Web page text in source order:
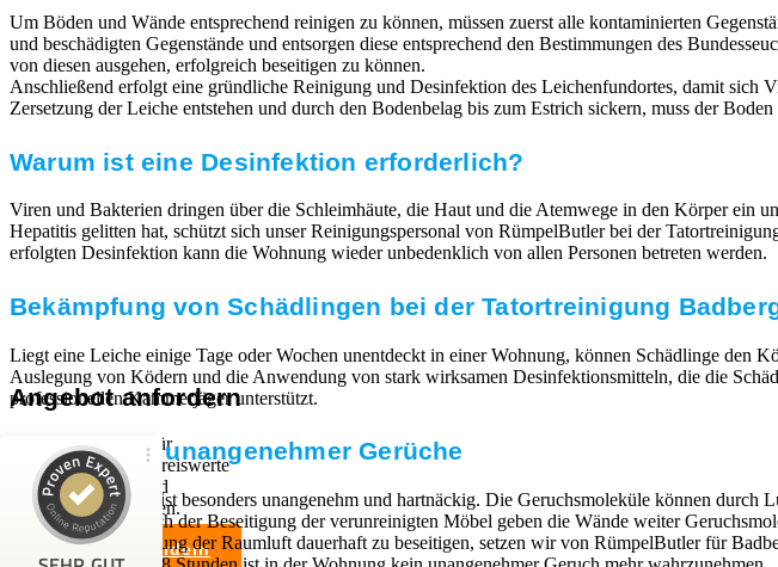
Um Böden und Wände entsprechend reinigen zu können, müssen zuerst alle kontaminierten
und beschädigten Gegenstände und entsorgen diese entsprechend den Bestimmungen des
von diesen ausgehen, erfolgreich beseitigen zu können.
Anschließend erfolgt eine gründliche Reinigung und Desinfektion des Leichenfundortes, damit
Zersetzung der Leiche entstehen und durch den Bodenbelag bis zum Estrich sickern, muss der
Warum ist eine Desinfektion erforderlich?
Viren und Bakterien dringen über die Schleimhäute, die Haut und die Atemwege in den Körper ein
Hepatitis gelitten hat, schützt sich unser Reinigungspersonal von RümpelButler bei der
erfolgten Desinfektion kann die Wohnung wieder unbedenklich von allen Personen betreten werden.
Bekämpfung von Schädlingen bei der Tatortreinigung
Liegt eine Leiche einige Tage oder Wochen unentdeckt in einer Wohnung, können Schädlinge den
Auslegung von Ködern und die Anwendung von stark wirksamen Desinfektionsmitteln, die die
professionellen Kammerjäger unterstützt.
Beseitigung unangenehmer Gerüche
Der Leichengeruch ist besonders unangenehm und hartnäckig. Die Geruchsmoleküle können
festsetzen. Auch nach der Beseitigung der verunreinigten Möbel geben die Wände weiter
Um die Verunreinigung der Raumluft dauerhaft zu beseitigen, setzen wir von RümpelButler für
Angebot anfordern
Wir sind Experten für
professionelle und preiswerte
Entrümpelungen und
Haushaltsauflösungen.
Angebot anfordern
Kundenbewertungen und Erfahrungen zu
RümpelButler